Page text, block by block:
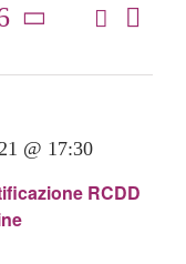
Eventi
Ricerca
viste
Cerca
Lista
RCDD
@ 17:30